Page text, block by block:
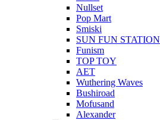
Nullset
Pop Mart
Smiski
SUN FUN STATION
Funism
TOP TOY
AET
Wuthering Waves
Bushiroad
Mofusand
Alexander